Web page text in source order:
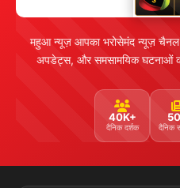
महुआ न्यूज़ आपका भरोसेमंद न्यूज़ चैनल
अपडेट्स, और समसामयिक घटनाओं
40K+
दैनिक दर्शक दैनिक